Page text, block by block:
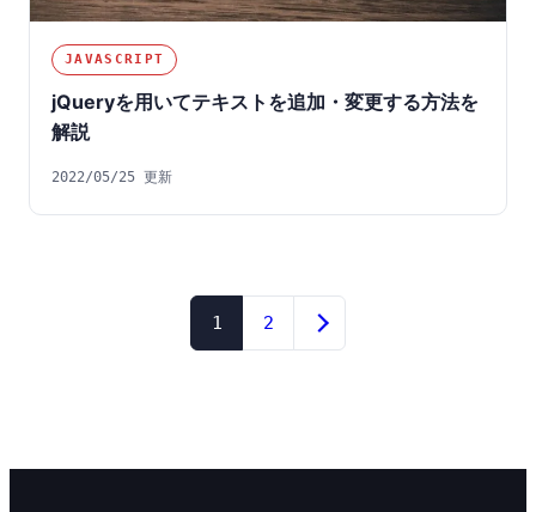
JAVASCRIPT
jQueryを用いてテキストを追加・変更する方法を
解説
2022/05/25 更新
1 2